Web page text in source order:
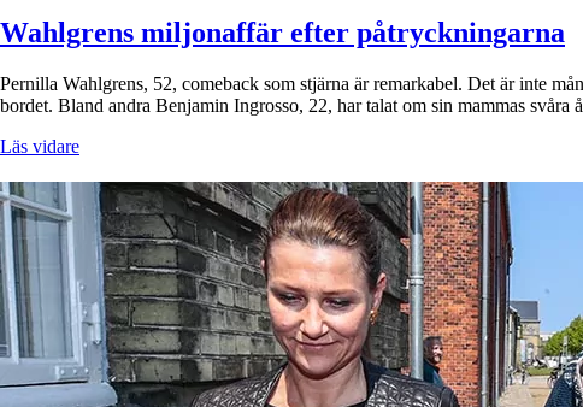
Wahlgrens miljonaffär efter påtryckningarna
Pernilla Wahlgrens, 52, comeback som stjärna är remarkabel. Det är inte
bordet. Bland andra Benjamin Ingrosso, 22, har talat om sin mammas
Läs vidare